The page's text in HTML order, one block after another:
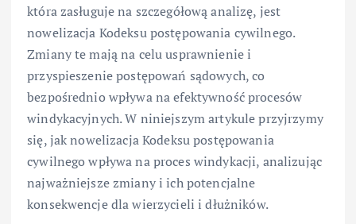
która zasługuje na szczegółową analizę, jest
nowelizacja Kodeksu postępowania cywilnego.
Zmiany te mają na celu usprawnienie i
przyspieszenie postępowań sądowych, co
bezpośrednio wpływa na efektywność procesów
windykacyjnych. W niniejszym artykule przyjrzymy
się, jak nowelizacja Kodeksu postępowania
cywilnego wpływa na proces windykacji, analizując
najważniejsze zmiany i ich potencjalne
konsekwencje dla wierzycieli i dłużników.